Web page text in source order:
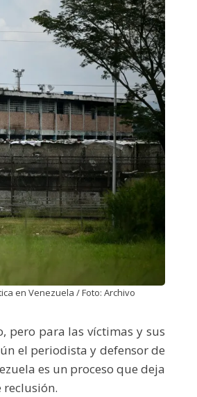
en Venezuela / Foto: Archivo
pero para las víctimas y sus
el periodista y defensor de
es un proceso que deja